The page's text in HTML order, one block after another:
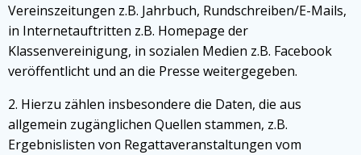
Vereinszeitungen z.B. Jahrbuch, Rundschreiben/E-Mails,
in Internetauftritten z.B. Homepage der
Klassenvereinigung, in sozialen Medien z.B. Facebook
veröffentlicht und an die Presse weitergegeben.
2. Hierzu zählen insbesondere die Daten, die aus
allgemein zugänglichen Quellen stammen, z.B.
Ergebnislisten von Regattaveranstaltungen vom